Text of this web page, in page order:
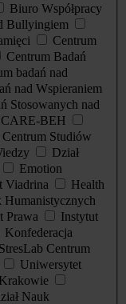
Biuro Współpracy
Bullyingiem
Centrum
Centrum Badań
badań nad
nad Wspieraniem
Stosowanych nad
BEH
Centrum Studiów
Dział
Emotion
Viadrina
Health
Humanistycznych
Prawa
Instytut
Konfederacja
StresLab Centrum
Uniwersytet
Nauk